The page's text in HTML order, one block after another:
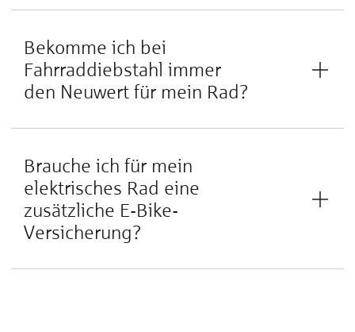
Bekomme ich bei
Fahrraddiebstahl immer
den Neuwert für mein Rad?
Brauche ich für mein
elektrisches Rad eine
zusätzliche E-Bike-
Versicherung?